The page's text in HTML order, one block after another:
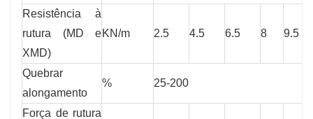
Resistência à
rutura (MD e
XMD)
KN/m 2.5 4.5 6.5 8 9.5
Quebrar
alongamento
% 25-200
Força de rutura